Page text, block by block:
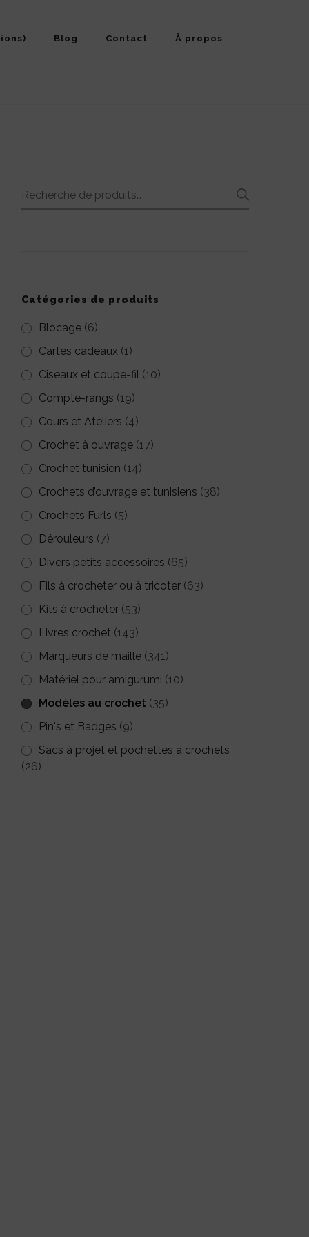
Blog Contact À propos
Recherche
Catégories de produits
Blocage (6)
Cartes cadeaux (1)
Ciseaux et coupe-fil (10)
Compte-rangs (19)
Cours et Ateliers (4)
Crochet à ouvrage (17)
Crochet tunisien (14)
Crochets d’ouvrage et tunisiens (38)
Crochets Furls (5)
Dérouleurs (7)
Divers petits accessoires (65)
Fils à crocheter ou à tricoter (63)
Kits à crocheter (53)
Livres crochet (143)
Marqueurs de maille (341)
Matériel pour amigurumi (10)
Modèles au crochet (35)
Pin's et Badges (9)
Sacs à projet et pochettes à crochets
(26)